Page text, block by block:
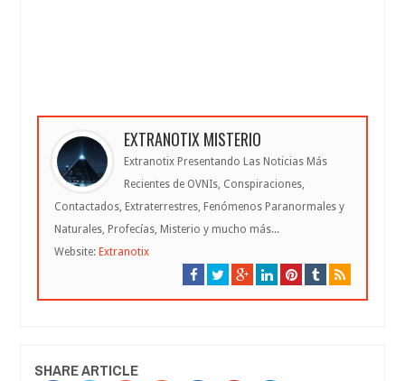
EXTRANOTIX MISTERIO
Extranotix Presentando Las Noticias Más
Recientes de OVNIs, Conspiraciones,
Contactados, Extraterrestres, Fenómenos Paranormales y
Naturales, Profecías, Misterio y mucho más...
Website: Extranotix
SHARE ARTICLE